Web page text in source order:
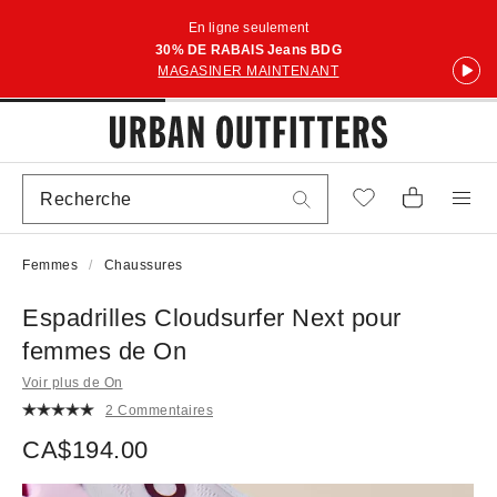
En ligne seulement
30% DE RABAIS Jeans BDG
MAGASINER MAINTENANT
Femmes Chaussures
Espadrilles Cloudsurfer Next pour
femmes de On
Voir plus de On
2 Commentaires
CA$194.00